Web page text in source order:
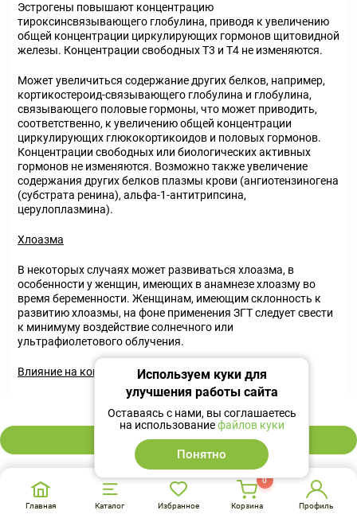
1 874 ₽
В корзину
Эстрогены повышают концентрацию
тироксинсвязывающего глобулина, приводя к увеличению
общей концентрации циркулирующих гормонов щитовидной
железы. Концентрации свободных Т3 и Т4 не изменяются.
Может увеличиться содержание других белков, например,
кортикостероид-связывающего глобулина и глобулина,
связывающего половые гормоны, что может приводить,
соответственно, к увеличению общей концентрации
циркулирующих глюкокортикоидов и половых гормонов.
Концентрации свободных или биологических активных
гормонов не изменяются. Возможно также увеличение
содержания других белков плазмы крови (ангиотензиногена
(субстрата ренина), альфа-1-антитрипсина,
церулоплазмина).
Хлоазма
В некоторых случаях может развиваться хлоазма, в
особенности у женщин, имеющих в анамнезе хлоазму во
время беременности. Женщинам, имеющим склонность к
развитию хлоазмы, на фоне применения ЗГТ следует свести
к минимуму воздействие солнечного или
ультрафиолетового облучения.
Влияние на когнитивную функцию
ЗГТ не влияет на улучшение когнитивной функции. В
исследовании WHI показана тенденция к возможному
увеличению риска развития деменции у женщин, которые
начали длительную ЗГТ комбинированными эстроген-
гестагенными препаратами или только эстрогенами в
возрасте старше 65 лет.
Применение препарата Эстрожель должно производиться:
Главная Каталог Избранное Корзина
0
Профиль
Используем куки для
улучшения работы сайта
Оставаясь с нами, вы соглашаетесь
на использованиефайлов куки
Понятно